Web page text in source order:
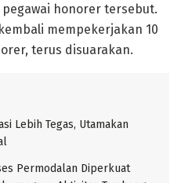
honorer tersebut.
mempekerjakan 10
terus disuarakan.
Lebih Tegas, Utamakan
Permodalan Diperkuat